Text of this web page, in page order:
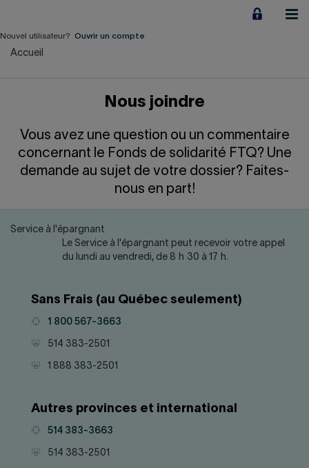
contenu
Financement d'entreprise
Notre Impact
LIENS RAPIDES
English
Nouvel utilisateur? Ouvrir un compte
Accueil
Nous joindre
Vous avez une question ou un commentaire
concernant le Fonds de solidarité FTQ? Une
demande au sujet de votre dossier? Faites-
nous en part!
Service à l'épargnant
Le Service à l'épargnant peut recevoir votre appel
du lundi au vendredi, de 8 h 30 à 17 h.
Sans Frais (au Québec seulement)
Téléphone
1 800 567-3663
Télécopieur
514 383-2501
Télécopieur
1 888 383-2501
Autres provinces et international
Téléphone
514 383-3663
Télécopieur
514 383-2501